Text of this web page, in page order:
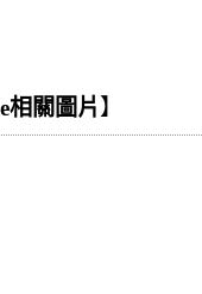
相關圖片 】